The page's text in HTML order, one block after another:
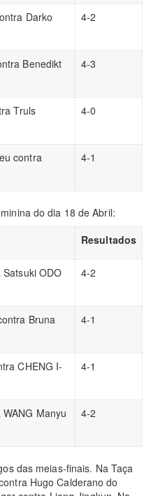
Darko
4-2
Benedikt
4-3
Truls
4-0
contra
4-1
do dia 18 de Abril:
Resultados
ODO
4-2
Bruna
4-1
CHENG I-
4-1
Manyu
4-2
das meias-finais. Na Taça
Hugo Calderano do